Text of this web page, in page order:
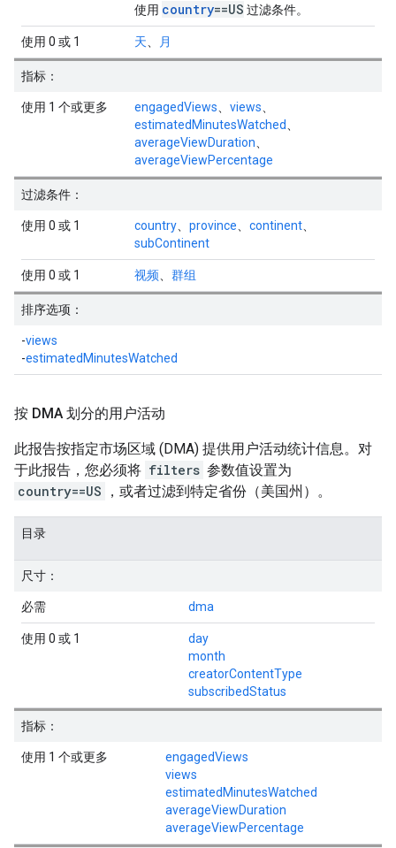
使用 country==US 过滤条件。
使用 0 或 1 天 月
指标：
使用 1 个或更多 engagedViews views
estimatedMinutesWatched
averageViewDuration
averageViewPercentage
过滤条件：
使用 0 或 1 country province continent
subContinent
使用 0 或 1 视频 群组
排序选项：
-views
-estimatedMinutesWatched
按 DMA 划分的用户活动
此报告按指定市场区域 (DMA) 提供用户活动统计信息。对
于此报告，您必须将 filters 参数值设置为
country==US
，或者过滤到特定省份（美国州）。
目录
尺寸：
必需 dma
使用 0 或 1
day
month
creatorContentType
subscribedStatus
指标：
使用 1 个或更多
engagedViews
views
estimatedMinutesWatched
averageViewDuration
averageViewPercentage